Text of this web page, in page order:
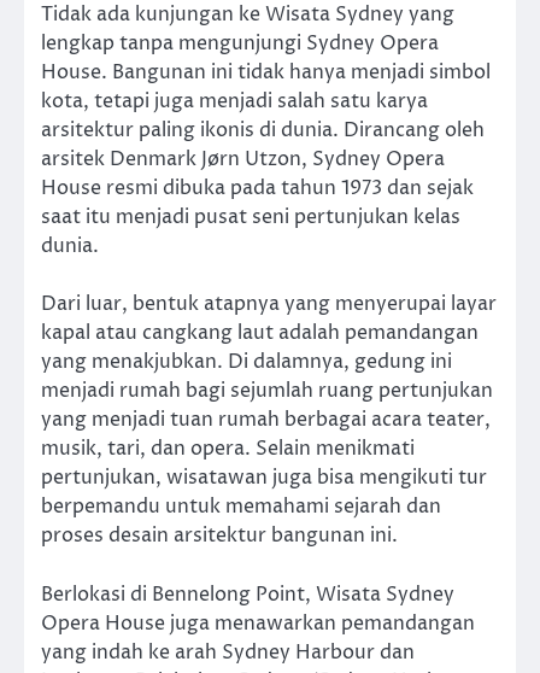
Tidak ada kunjungan ke Wisata Sydney yang
lengkap tanpa mengunjungi Sydney Opera
House. Bangunan ini tidak hanya menjadi simbol
kota, tetapi juga menjadi salah satu karya
arsitektur paling ikonis di dunia. Dirancang oleh
arsitek Denmark Jørn Utzon, Sydney Opera
House resmi dibuka pada tahun 1973 dan sejak
saat itu menjadi pusat seni pertunjukan kelas
dunia.
Dari luar, bentuk atapnya yang menyerupai layar
kapal atau cangkang laut adalah pemandangan
yang menakjubkan. Di dalamnya, gedung ini
menjadi rumah bagi sejumlah ruang pertunjukan
yang menjadi tuan rumah berbagai acara teater,
musik, tari, dan opera. Selain menikmati
pertunjukan, wisatawan juga bisa mengikuti tur
berpemandu untuk memahami sejarah dan
proses desain arsitektur bangunan ini.
Berlokasi di Bennelong Point, Wisata Sydney
Opera House juga menawarkan pemandangan
yang indah ke arah Sydney Harbour dan